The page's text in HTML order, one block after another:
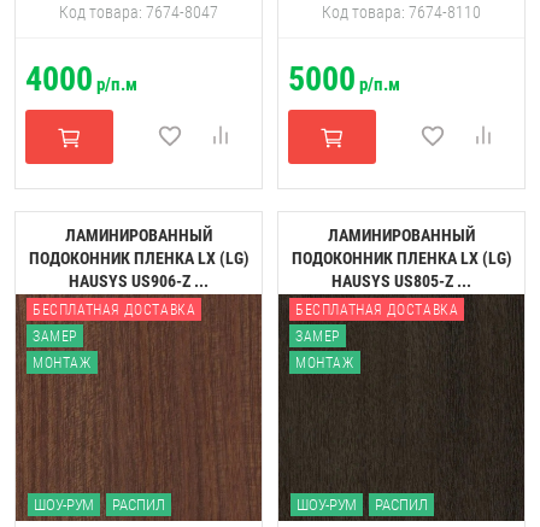
Код товара: 7674-8047
4000 р/п.м
Код товара: 7674-8110
5000 р/п.м
ЛАМИНИРОВАННЫЙ
ПОДОКОННИК ПЛЕНКА LX (LG)
HAUSYS US906-Z ...
БЕСПЛАТНАЯ ДОСТАВКА
ЗАМЕР
МОНТАЖ
ШОУ-РУМ РАСПИЛ
ЛАМИНИРОВАННЫЙ
ПОДОКОННИК ПЛЕНКА LX (LG)
HAUSYS US805-Z ...
БЕСПЛАТНАЯ ДОСТАВКА
ЗАМЕР
МОНТАЖ
ШОУ-РУМ РАСПИЛ